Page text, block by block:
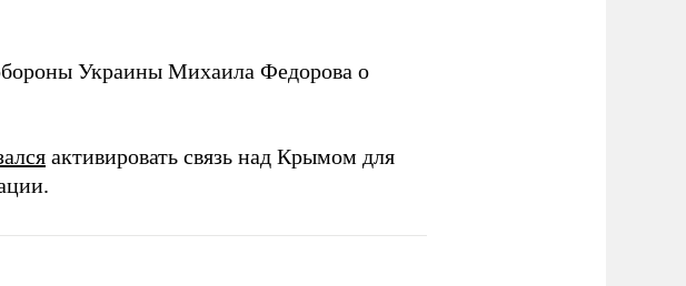
Украины Михаила Федорова о
активировать связь над Крымом для